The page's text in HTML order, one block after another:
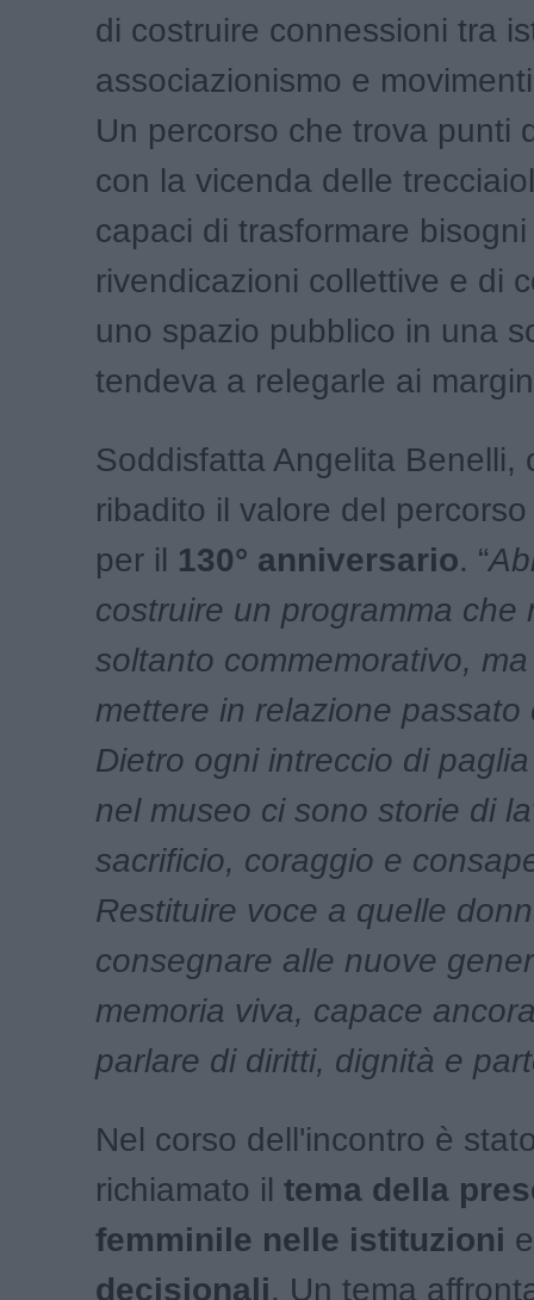
di costruire connessioni tra
associazionismo e
Un percorso che trova punti
con la vicenda delle
capaci di trasformare
rivendicazioni collettive e di
uno spazio pubblico in una
tendeva a relegarle ai
Soddisfatta Angelita Benelli,
ribadito il valore del
per il 130° anniversario. “
costruire un programma che
soltanto commemorativo,
mettere in relazione passato
Dietro ogni intreccio di
nel museo ci sono storie di
sacrificio, coraggio e
Restituire voce a quelle
consegnare alle nuove
memoria viva, capace
parlare di diritti, dignità e
Nel corso dell'incontro è
richiamato il tema della
femminile nelle istituzioni
decisionali. Un tema